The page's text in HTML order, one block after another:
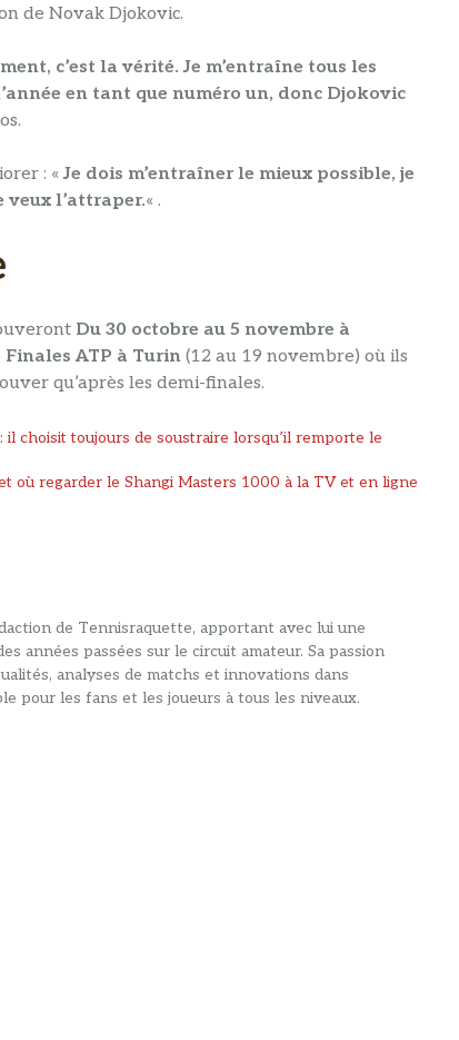
de Novak Djokovic.
c’est la vérité. Je m’entraîne tous les
en tant que numéro un, donc Djokovic
: «Je dois m’entraîner le mieux possible, je
veux l’attraper.« .
Du 30 octobre au 5 novembre à
Finales ATP à Turin (12 au 19 novembre) où ils
qu’après les demi-finales.
choisit toujours de soustraire lorsqu’il remporte le
où regarder le Shangi Masters 1000 à la TV et en ligne
de Tennisraquette, apportant avec lui une
années passées sur le circuit amateur. Sa passion
analyses de matchs et innovations dans
pour les fans et les joueurs à tous les niveaux.